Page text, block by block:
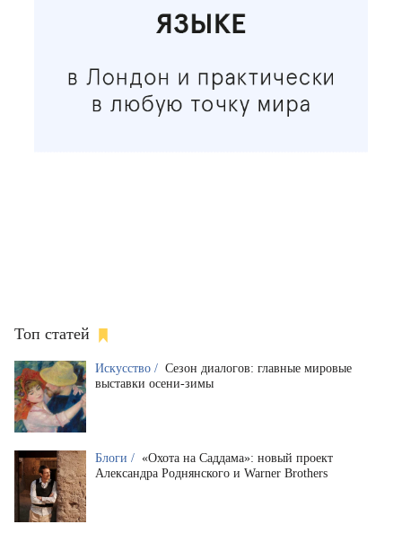
Топ статей
Искусство / Сезон диалогов: главные мировые
выставки осени-зимы
Блоги / «Охота на Саддама»: новый проект
Александра Роднянского и Warner Brothers